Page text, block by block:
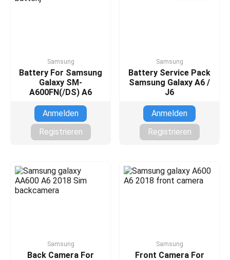
Samsung
Battery For Samsung
Galaxy SM-
A600FN(/DS) A6
Anmelden
Registrieren
Samsung
Battery Service Pack
Samsung Galaxy A6 /
J6
Anmelden
Registrieren
Samsung
Back Camera For
Samsung
Front Camera For